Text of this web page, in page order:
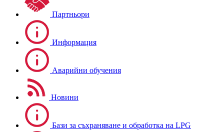
Партньори
Информация
Аварийни обучения
Новини
Бази за съхраняване и обработка на LPG